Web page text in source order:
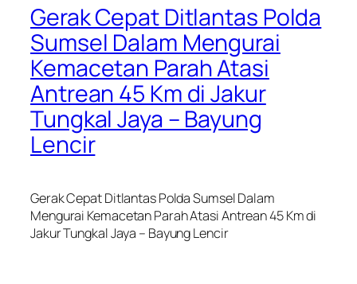
Gerak Cepat Ditlantas Polda
Sumsel Dalam Mengurai
Kemacetan Parah Atasi
Antrean 45 Km di Jakur
Tungkal Jaya – Bayung
Lencir
Gerak Cepat Ditlantas Polda Sumsel Dalam
Mengurai Kemacetan Parah Atasi Antrean 45 Km di
Jakur Tungkal Jaya – Bayung Lencir